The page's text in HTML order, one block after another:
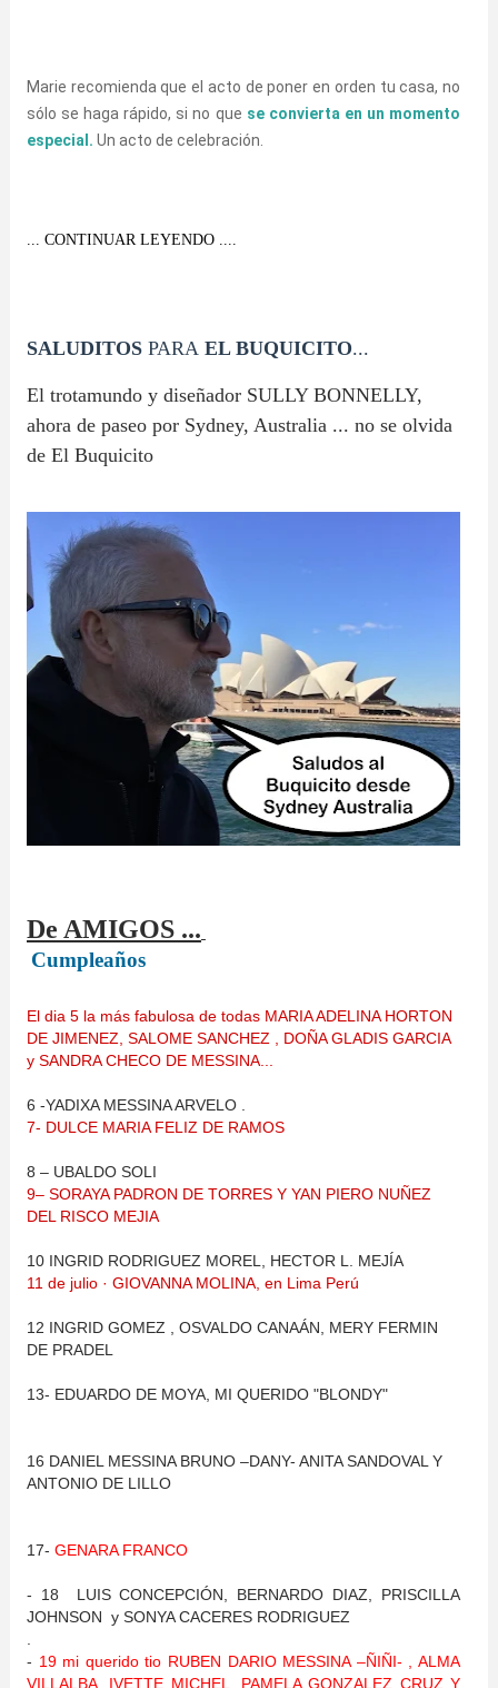
Marie recomienda que el acto de poner en orden tu casa, no
sólo se haga rápido, si no que se convierta en un momento
especial. Un acto de celebración.
... CONTINUAR LEYENDO ....
SALUDITOSPARA EL BUQUICITO...
El trotamundo y diseñador SULLY BONNELLY,
ahora de paseo por Sydney, Australia ... no se olvida
de El Buquicito
De AMIGOS ...
Cumpleaños
El dia 5 la más fabulosa de todas MARIA ADELINA HORTON
DE JIMENEZ, SALOME SANCHEZ , DOÑA GLADIS GARCIA
y SANDRA CHECO DE MESSINA...
6 -YADIXA MESSINA ARVELO .
7- DULCE MARIA FELIZ DE RAMOS
8 – UBALDO SOLI
9– SORAYA PADRON DE TORRES Y YAN PIERO NUÑEZ
DEL RISCO MEJIA
10 INGRID RODRIGUEZ MOREL, HECTOR L. MEJÍA
11 de julio · GIOVANNA MOLINA, en Lima Perú
12 INGRID GOMEZ , OSVALDO CANAÁN, MERY FERMIN
DE PRADEL
13- EDUARDO DE MOYA, MI QUERIDO "BLONDY"
16 DANIEL MESSINA BRUNO –DANY- ANITA SANDOVAL Y
ANTONIO DE LILLO
17- GENARA FRANCO
- 18 LUIS CONCEPCIÓN, BERNARDO DIAZ, PRISCILLA
JOHNSON y SONYA CACERES RODRIGUEZ
- 19 mi querido tio RUBEN DARIO MESSINA –ÑIÑI- , ALMA
VILLALBA, IVETTE MICHEL, PAMELA GONZALEZ CRUZ Y